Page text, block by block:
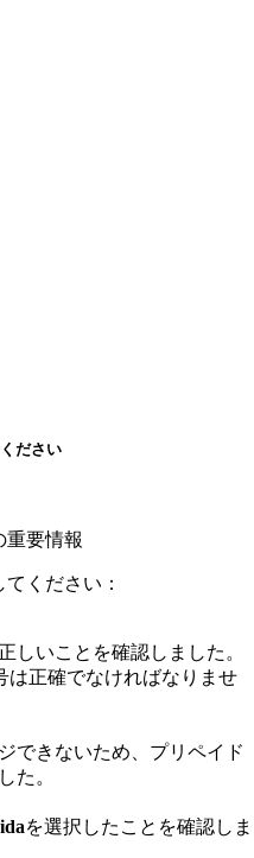
ださい
重要情報
ください：
しいことを確認しました。
は正確でなければなりませ
できないため、プリペイド
た。
を選択したことを確認しま